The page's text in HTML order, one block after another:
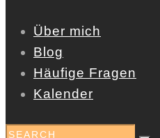
Über mich
Blog
Häufige Fragen
Kalender